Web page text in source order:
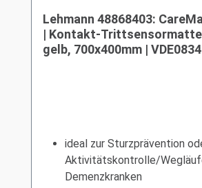
Lehmann 48868403:
| Kontakt-Trittsensormatte
gelb, 700x400mm | VDE0834
ideal zur Sturzprävention
Aktivitätskontrolle/
Demenzkranken